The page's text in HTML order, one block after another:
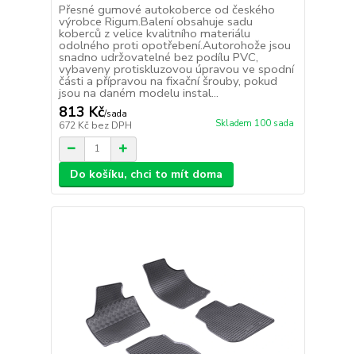
Přesné gumové autokoberce od českého
výrobce Rigum.Balení obsahuje sadu
koberců z velice kvalitního materiálu
odolného proti opotřebení.Autorohože jsou
snadno udržovatelné bez podílu PVC,
vybaveny protiskluzovou úpravou ve spodní
části a přípravou na fixační šrouby, pokud
jsou na daném modelu instal...
813 Kč/sada
672 Kč bez DPH Skladem 100 sada
Do košíku, chci to mít doma